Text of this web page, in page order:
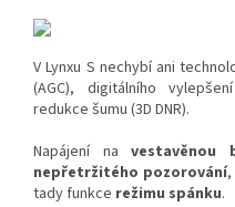
V Lynxu S nechybí ani
(AGC), digitálního
redukce šumu (3D DNR).
Napájení navestavěnou
nepřetržitého pozorování
tady funkce režimu spánku.